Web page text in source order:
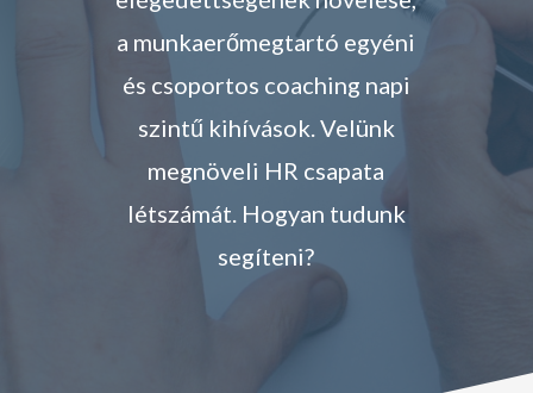
a munkaerőmegtartó egyéni
és csoportos coaching napi
szintű kihívások. Velünk
megnöveli HR csapata
létszámát. Hogyan tudunk
segíteni?